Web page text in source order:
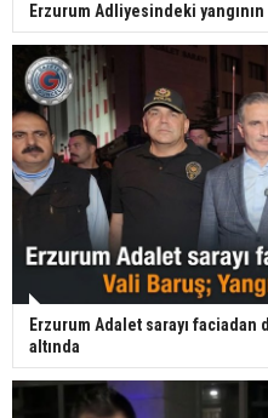
Erzurum Adliyesindeki
Erzurum Adalet sarayı faciadan
altında